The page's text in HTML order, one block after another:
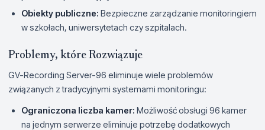
Obiekty publiczne: Bezpieczne zarządzanie monitoringiem
w szkołach, uniwersytetach czy szpitalach.
Problemy, które Rozwiązuje
GV-Recording Server-96 eliminuje wiele problemów
związanych z tradycyjnymi systemami monitoringu:
Ograniczona liczba kamer: Możliwość obsługi 96 kamer
na jednym serwerze eliminuje potrzebę dodatkowych